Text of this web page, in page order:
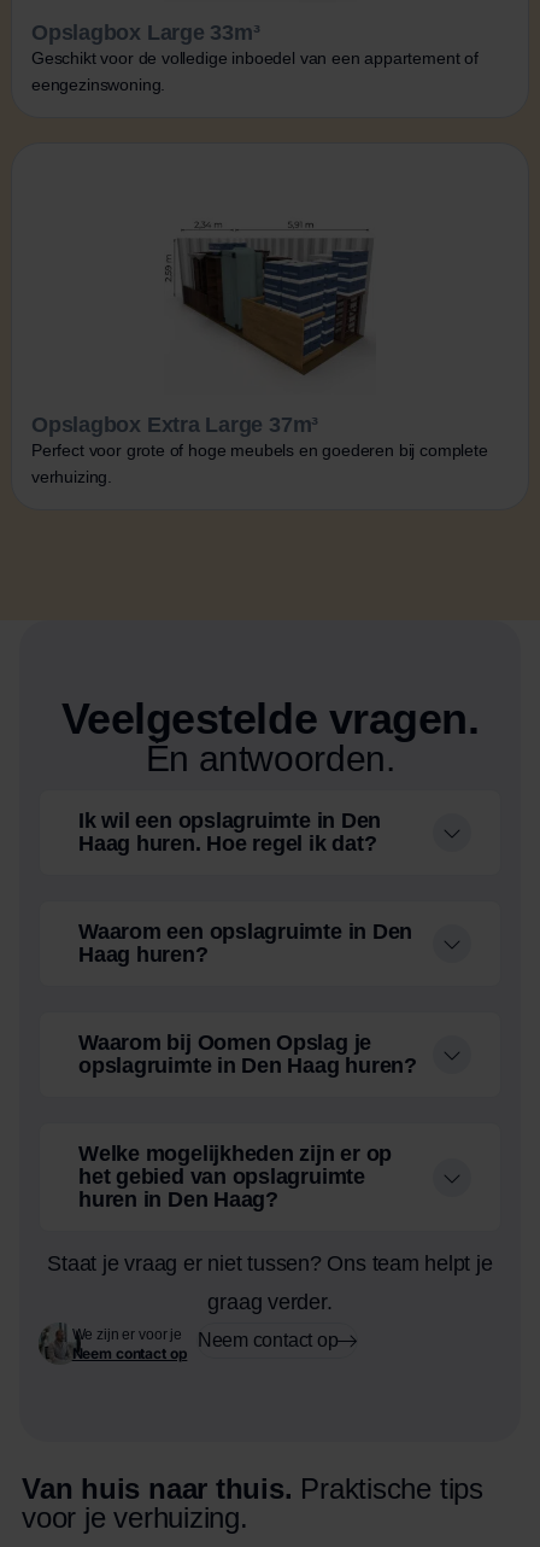
Opslagbox Large 33m³
Geschikt voor de volledige inboedel van een appartement of
eengezinswoning.
Opslagbox Extra Large 37m³
Perfect voor grote of hoge meubels en goederen bij complete
verhuizing.
Veelgestelde vragen.
Én antwoorden.
Ik wil een opslagruimte in Den
Haag huren. Hoe regel ik dat?
Waarom een opslagruimte in Den
Haag huren?
Waarom bij Oomen Opslag je
opslagruimte in Den Haag huren?
Welke mogelijkheden zijn er op
het gebied van opslagruimte
huren in Den Haag?
Staat je vraag er niet tussen? Ons team helpt je
graag verder.
We zijn er voor je
Neem contact op
Neem contact op
Van huis naar thuis. Praktische tips
voor je verhuizing.